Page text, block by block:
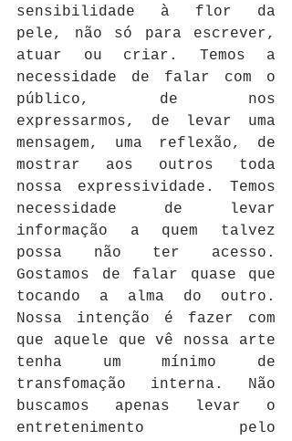
sensibilidade à flor da
pele, não só para escrever,
atuar ou criar. Temos a
necessidade de falar com o
público, de nos
expressarmos, de levar uma
mensagem, uma reflexão, de
mostrar aos outros toda
nossa expressividade. Temos
necessidade de levar
informação a quem talvez
possa não ter acesso.
Gostamos de falar quase que
tocando a alma do outro.
Nossa intenção é fazer com
que aquele que vê nossa arte
tenha um mínimo de
transfomação interna. Não
buscamos apenas levar o
entretenimento pelo